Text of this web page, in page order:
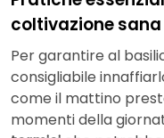
coltivazione
Per garantire al
consigliabile
come il mattino
momenti della